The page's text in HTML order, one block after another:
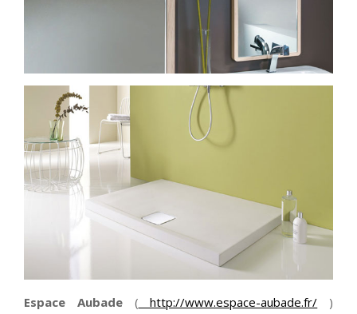
Espace Aubade( http://www.espace-aubade.fr/ )